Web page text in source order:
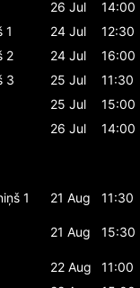
26 Jul
14:00
1 24 Jul
12:30
2 24 Jul
16:00
3 25 Jul
11:30
25 Jul
15:00
26 Jul
14:00
1 21 Aug
11:30
21 Aug 15:30
22 Aug
11:00